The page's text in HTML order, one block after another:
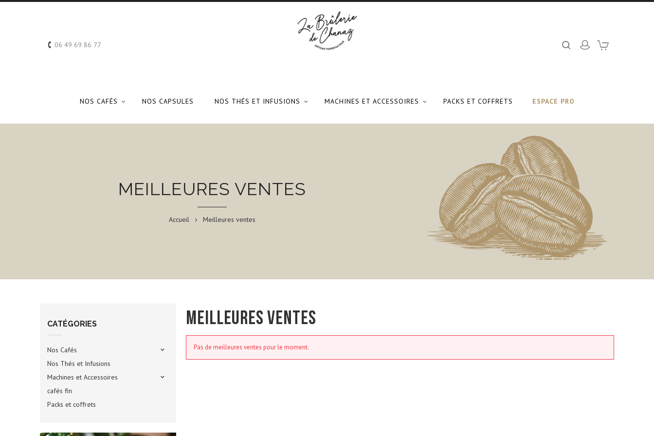
06 49 69 86 77
NOS CAFÉS NOS CAPSULES NOS THÉS ET INFUSIONS MACHINES ET ACCESSOIRES PACKS ET COFFRETS ESPACE PRO
MEILLEURES VENTES
Accueil Meilleures ventes
CATÉGORIES
Nos Cafés
Nos Thés et Infusions
Machines et Accessoires
cafés fin
Packs et coffrets
MEILLEURES VENTES
Pas de meilleures ventes pour le moment.